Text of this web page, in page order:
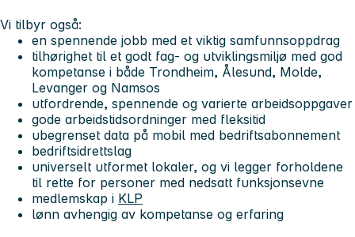
Vi tilbyr også:
en spennende jobb med et viktig samfunnsoppdrag
tilhørighet til et godt fag- og utviklingsmiljø med god
kompetanse i både Trondheim, Ålesund, Molde,
Levanger og Namsos
utfordrende, spennende og varierte arbeidsoppgaver
gode arbeidstidsordninger med fleksitid
ubegrenset data på mobil med bedriftsabonnement
bedriftsidrettslag
universelt utformet lokaler, og vi legger forholdene
til rette for personer med nedsatt funksjonsevne
medlemskap i KLP
lønn avhengig av kompetanse og erfaring